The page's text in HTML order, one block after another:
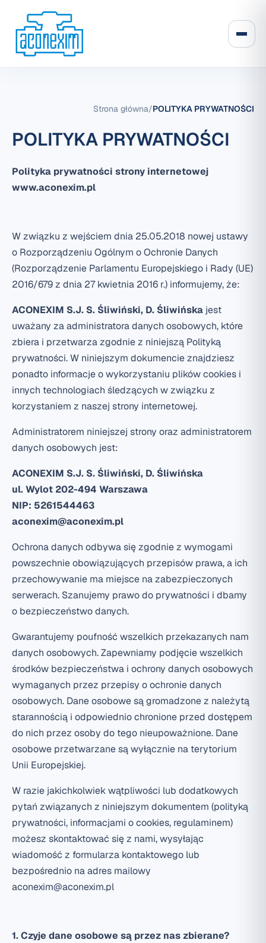
Strona główna/POLITYKA PRYWATNOŚCI
POLITYKA PRYWATNOŚCI
Polityka prywatności strony internetowej
www.aconexim.pl
W związku z wejściem dnia 25.05.2018 nowej ustawy
o Rozporządzeniu Ogólnym o Ochronie Danych
(Rozporządzenie Parlamentu Europejskiego i Rady (UE)
2016/679 z dnia 27 kwietnia 2016 r.) informujemy, że:
ACONEXIM S.J. S. Śliwiński, D. Śliwińska jest
uważany za administratora danych osobowych, które
zbiera i przetwarza zgodnie z niniejszą Polityką
prywatności. W niniejszym dokumencie znajdziesz
ponadto informacje o wykorzystaniu plików cookies i
innych technologiach śledzących w związku z
korzystaniem z naszej strony internetowej.
Administratorem niniejszej strony oraz administratorem
danych osobowych jest:
ACONEXIM S.J. S. Śliwiński, D. Śliwińska
ul. Wylot 202-494 Warszawa
NIP: 5261544463
aconexim@aconexim.pl
Ochrona danych odbywa się zgodnie z wymogami
powszechnie obowiązujących przepisów prawa, a ich
przechowywanie ma miejsce na zabezpieczonych
serwerach. Szanujemy prawo do prywatności i dbamy
o bezpieczeństwo danych.
Gwarantujemy poufność wszelkich przekazanych nam
danych osobowych. Zapewniamy podjęcie wszelkich
środków bezpieczeństwa i ochrony danych osobowych
wymaganych przez przepisy o ochronie danych
osobowych. Dane osobowe są gromadzone z należytą
starannością i odpowiednio chronione przed dostępem
do nich przez osoby do tego nieupoważnione. Dane
osobowe przetwarzane są wyłącznie na terytorium
Unii Europejskiej.
W razie jakichkolwiek wątpliwości lub dodatkowych
pytań związanych z niniejszym dokumentem (polityką
prywatności, informacjami o cookies, regulaminem)
możesz skontaktować się z nami, wysyłając
wiadomość z formularza kontaktowego lub
bezpośrednio na adres mailowy
aconexim@aconexim.pl
1. Czyje dane osobowe są przez nas zbierane?